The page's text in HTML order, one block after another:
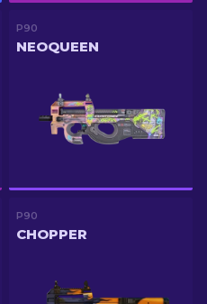
P90
NEOQUEEN
P90
CHOPPER